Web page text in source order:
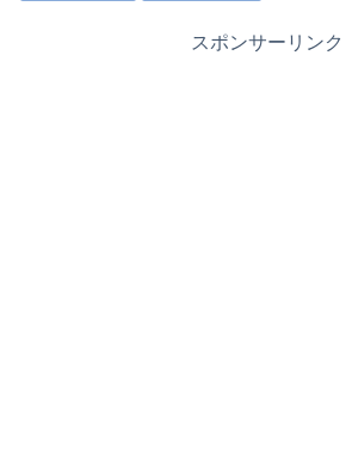
スポンサーリンク